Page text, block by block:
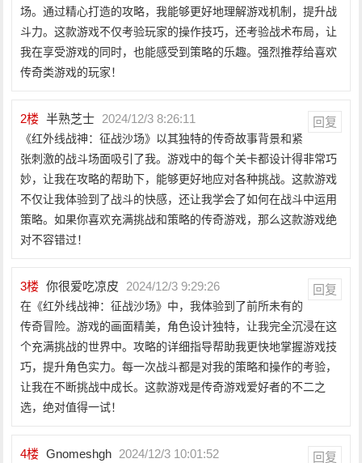
场。通过精心打造的攻略，我能够更好地理解游戏机制，提升战
斗力。这款游戏不仅考验玩家的操作技巧，还考验战术布局，让
我在享受游戏的同时，也能感受到策略的乐趣。强烈推荐给喜欢
传奇类游戏的玩家！
2楼 半熟芝士 2024/12/3 8:26:11 回复
《红外线战神：征战沙场》以其独特的传奇故事背景和紧
张刺激的战斗场面吸引了我。游戏中的每个关卡都设计得非常巧
妙，让我在攻略的帮助下，能够更好地应对各种挑战。这款游戏
不仅让我体验到了战斗的快感，还让我学会了如何在战斗中运用
策略。如果你喜欢充满挑战和策略的传奇游戏，那么这款游戏绝
对不容错过！
3楼 你很爱吃凉皮 2024/12/3 9:29:26 回复
在《红外线战神：征战沙场》中，我体验到了前所未有的
传奇冒险。游戏的画面精美，角色设计独特，让我完全沉浸在这
个充满挑战的世界中。攻略的详细指导帮助我更快地掌握游戏技
巧，提升角色实力。每一次战斗都是对我的策略和操作的考验，
让我在不断挑战中成长。这款游戏是传奇游戏爱好者的不二之
选，绝对值得一试！
4楼 Gnomeshgh 2024/12/3 10:01:52 回复